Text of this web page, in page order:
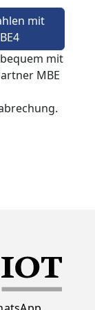
mit
mit
MBE